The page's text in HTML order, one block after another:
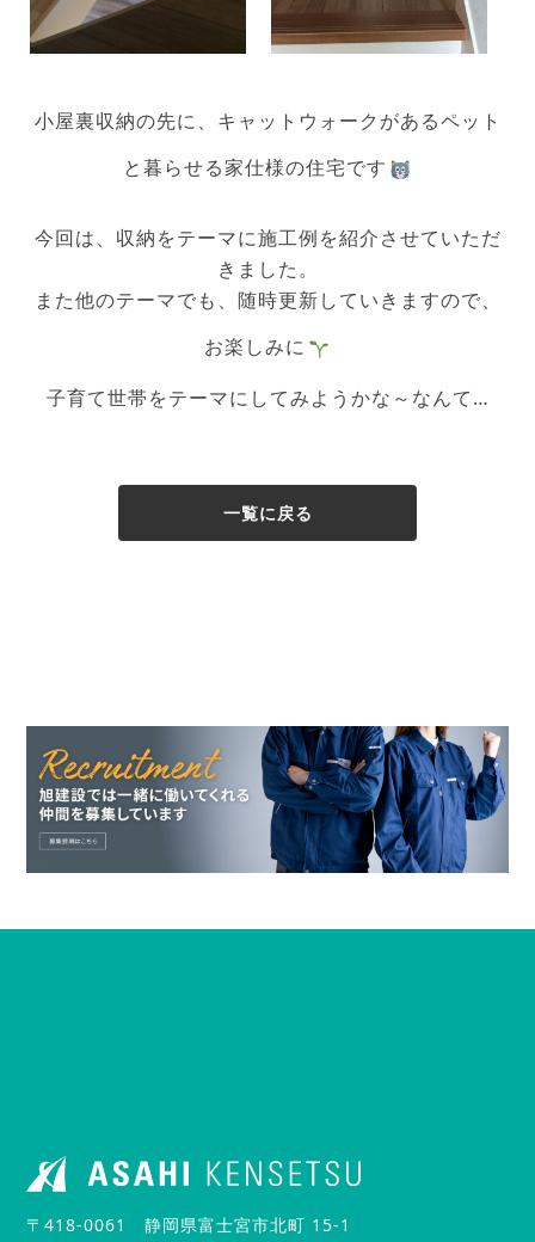
小屋裏収納の先に、キャットウォークがあるペット
と暮らせる家仕様の住宅です
今回は、収納をテーマに施工例を紹介させていただ
きました。
また他のテーマでも、随時更新していきますので、
お楽しみに
子育て世帯をテーマにしてみようかな～なんて…
一覧に戻る
〒418-0061 静岡県富士宮市北町 15-1